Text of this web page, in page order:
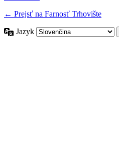
← Prejsť na Farnosť Trhovište
Jazyk